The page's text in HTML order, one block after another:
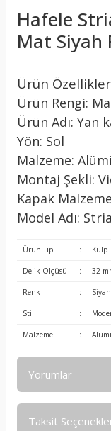
Hafele
Mat Siyah
Ürün
Ürün Rengi:
Ürün Adı: Yan
Yön: Sol
Malzeme:
Montaj Şekli:
Kapak
Model Adı:
Ürün Tipi : Kulp
Delik Ölçüsü : 32
Renk : Siyah
Stil :
Malzeme :
Yorumlar
Taksit